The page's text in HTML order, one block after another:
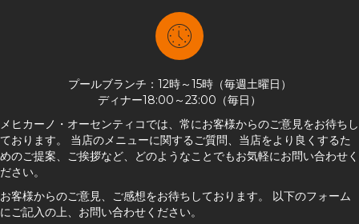
プールブランチ：12時～15時（毎週土曜日）
ディナー18:00～23:00（毎日）
メヒカーノ・オーセンティコでは、常にお客様からのご意見をお待ちし
ております。 当店のメニューに関するご質問、当店をより良くするた
めのご提案、ご挨拶など、どのようなことでもお気軽にお問い合わせく
ださい。
お客様からのご意見、ご感想をお待ちしております。 以下のフォーム
にご記入の上、お問い合わせください。